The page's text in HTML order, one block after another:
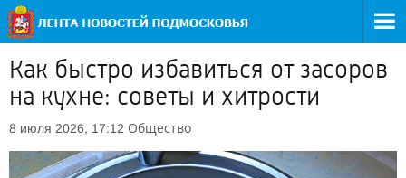
Как быстро избавиться от засоров
на кухне: советы и хитрости
8 июля 2026, 17:12 Общество